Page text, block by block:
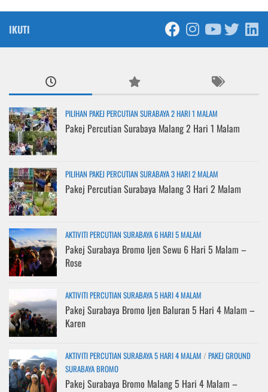
IKUTI
PILIHAN PAKEJ PERCUTIAN SURABAYA 2 HARI 1 MALAM
Pakej Percutian Surabaya Malang 2 Hari 1 Malam
PILIHAN PAKEJ PERCUTIAN SURABAYA 3 HARI 2 MALAM
Pakej Percutian Surabaya Malang 3 Hari 2 Malam
AKTIVITI PERCUTIAN SURABAYA 6 HARI 5 MALAM
Pakej Surabaya Bromo Ijen Sewu 6 Hari 5 Malam –
Rose
AKTIVITI PERCUTIAN SURABAYA 5 HARI 4 MALAM
Pakej Surabaya Bromo Ijen Baluran 5 Hari 4 Malam –
Karen
AKTIVITI PERCUTIAN SURABAYA 5 HARI 4 MALAM / PAKEJ GROUND
SURABAYA BROMO
Pakej Surabaya Bromo Malang 5 Hari 4 Malam –